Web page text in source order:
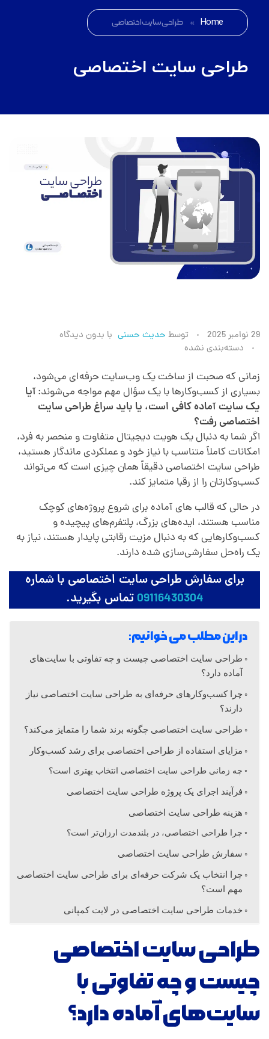
Home
» طراحی سایت اختصاصی
طراحی سایت اختصاصی
ط
ر
ا
ح
ی
س
ا
ی
ت
ص
ص
ی
29 نوامبر 2025 توسط حدیث حسنی با بدون دیدگاه
دسته‌بندی نشده
زمانی که صحبت از ساخت یک وب‌سایت حرفه‌ای می‌شود،
بسیاری از کسب‌وکارها با یک سؤال مهم مواجه می‌شوند:آیا
یک سایت آماده کافی است، یا باید سراغ طراحی سایت
اختصاصی رفت؟
اگر شما به دنبال یک هویت دیجیتال متفاوت و منحصر به فرد،
امکانات کاملاً متناسب با نیاز خود و عملکردی ماندگار هستید،
طراحی سایت اختصاصی دقیقاً همان چیزی است که می‌تواند
کسب‌وکارتان را از رقبا متمایز کند.
در حالی که قالب های آماده برای شروع پروژه‌های کوچک
مناسب هستند، ایده‌های بزرگ، پلتفرم‌های پیچیده و
کسب‌وکارهایی که به دنبال مزیت رقابتی پایدار هستند، نیاز به
یک راه‌حل سفارشی‌سازی شده دارند.
برای سفارش طراحی سایت اختصاصی با شماره
09116430304تماس بگیرید.
در این مطلب می خوانیم:
طراحی سایت اختصاصی چیست و چه تفاوتی با سایت‌های
آماده دارد؟
چرا کسب‌وکارهای حرفه‌ای به طراحی سایت اختصاصی نیاز
دارند؟
طراحی سایت اختصاصی چگونه برند شما را متمایز می‌کند؟
مزایای استفاده از طراحی اختصاصی برای رشد کسب‌وکار
چه زمانی طراحی سایت اختصاصی انتخاب بهتری است؟
فرآیند اجرای یک پروژه طراحی سایت اختصاصی
هزینه طراحی سایت اختصاصی
چرا طراحی اختصاصی، در بلندمدت ارزان‌تر است؟
سفارش طراحی سایت اختصاصی
چرا انتخاب یک شرکت حرفه‌ای برای طراحی سایت اختصاصی
مهم است؟
خدمات طراحی سایت اختصاصی در لایت کمپانی
طراحی سایت اختصاصی
چیست و چه تفاوتی با
سایت‌های آماده دارد؟